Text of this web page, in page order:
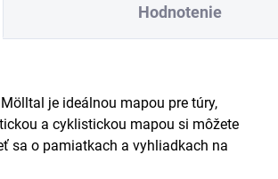
Hodnotenie
je ideálnou mapou pre túry,
a cyklistickou mapou si môžete
sa o pamiatkach a vyhliadkach na